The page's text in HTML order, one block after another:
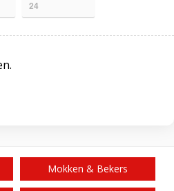
Mokken & Bekers